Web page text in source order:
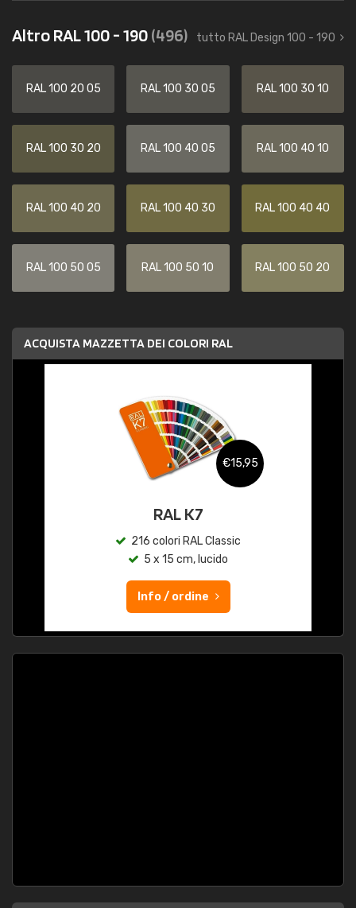
Altro RAL 100 - 190(496) tutto RAL Design 100 - 190
RAL 100 20 05 RAL 100 30 05 RAL 100 30 10
RAL 100 30 20 RAL 100 40 05 RAL 100 40 10
RAL 100 40 20 RAL 100 40 30 RAL 100 40 40
RAL 100 50 05 RAL 100 50 10 RAL 100 50 20
ACQUISTA MAZZETTA DEI COLORI RAL
€15,95
RAL K7
216 colori RAL Classic
5 x 15 cm, lucido
Info / ordine